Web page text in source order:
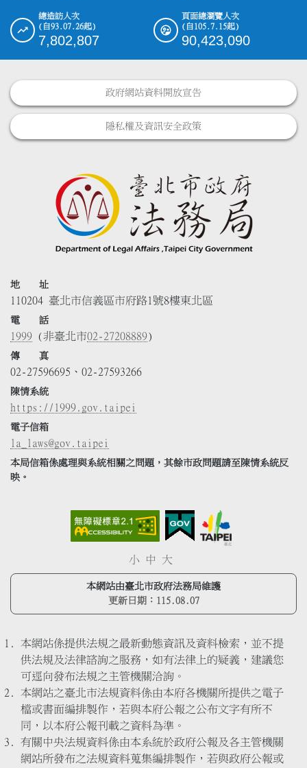
總造訪人次
(自93.07.26起)
7,802,807
頁面總瀏覽人次
(自105.7.15起)
90,423,090
政府網站資料開放宣告
隱私權及資訊安全政策
地 址
110204 臺北市信義區市府路1號8樓東北區
電 話
1999 (非臺北市02-27208889)
傳 真
02-27596695、02-27593266
陳情系統
https://1999.gov.taipei
電子信箱
la_laws@gov.taipei
本局信箱係處理與系統相關之問題，其餘市政問題請至陳情系統反
映。
小 中 大
本網站由臺北市政府法務局維護
更新日期： 115.08.07
本網站係提供法規之最新動態資訊及資料檢索，並不提
供法規及法律諮詢之服務，如有法律上的疑義，建議您
可逕向發布法規之主管機關洽詢。
本網站之臺北市法規資料係由本府各機關所提供之電子
檔或書面編排製作，若與本府公報之公布文字有所不
同，以本府公報刊載之資料為準。
有關中央法規資料係由本系統於政府公報及各主管機關
網站所發布之法規資料蒐集編排製作，若與政府公報或